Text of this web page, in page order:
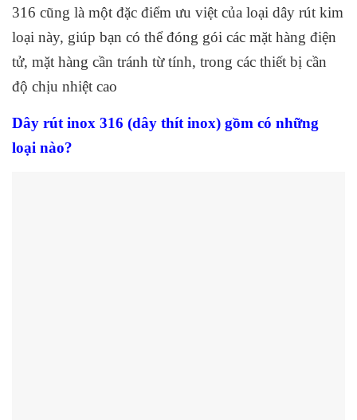
316 cũng là một đặc điểm ưu việt của loại dây rút kim
loại này, giúp bạn có thể đóng gói các mặt hàng điện
tử, mặt hàng cần tránh từ tính, trong các thiết bị cần
độ chịu nhiệt cao
Dây rút inox 316 (dây thít inox) gồm có những
loại nào?